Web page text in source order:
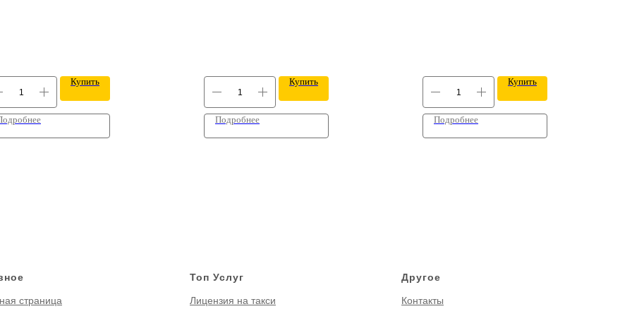
Купить Купить
Подробнее
Купить
Подробнее
страница
Топ Услуг
Лицензия на такси
Другое
Контакты